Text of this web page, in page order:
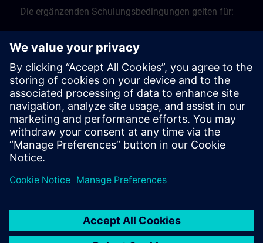
Die ergänzenden Schulungsbedingungen gelten für:
vor Ort
Live-Online-Schulungen per Fernzugriff
Workshop-Schulungen.
Finden Sie hier die ergänzenden
Schulungsbedingungen >